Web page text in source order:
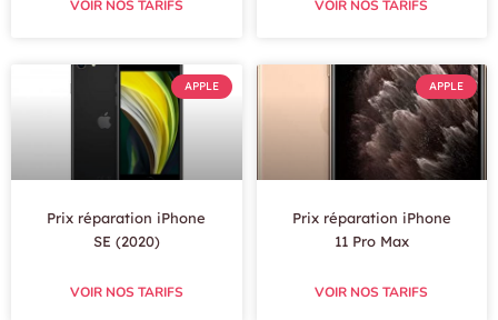
VOIR NOS TARIFS VOIR NOS TARIFS
APPLE
Prix réparation iPhone
SE (2020)
VOIR NOS TARIFS
APPLE
Prix réparation iPhone
11 Pro Max
VOIR NOS TARIFS